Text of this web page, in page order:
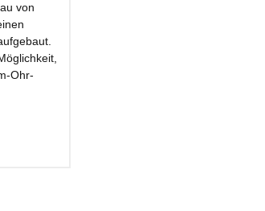
von
Ohr-